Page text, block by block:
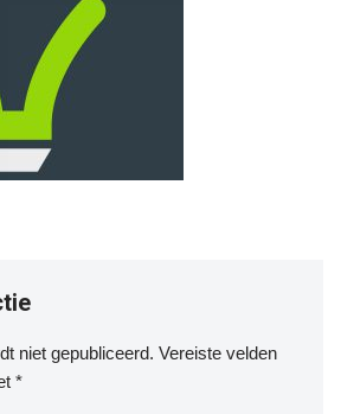
niet gepubliceerd. Vereiste velden
*